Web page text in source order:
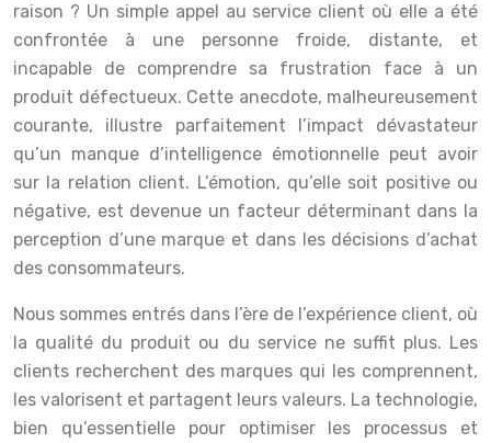
raison ? Un simple appel au service client où elle a été
confrontée à une personne froide, distante, et
incapable de comprendre sa frustration face à un
produit défectueux. Cette anecdote, malheureusement
courante, illustre parfaitement l’impact dévastateur
qu’un manque d’intelligence émotionnelle peut avoir
sur la relation client. L’émotion, qu’elle soit positive ou
négative, est devenue un facteur déterminant dans la
perception d’une marque et dans les décisions d’achat
des consommateurs.
Nous sommes entrés dans l’ère de l’expérience client, où
la qualité du produit ou du service ne suffit plus. Les
clients recherchent des marques qui les comprennent,
les valorisent et partagent leurs valeurs. La technologie,
bien qu’essentielle pour optimiser les processus et